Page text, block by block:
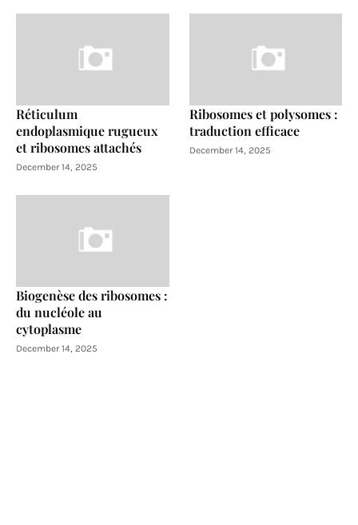
Réticulum
endoplasmique rugueux
et ribosomes attachés
December 14, 2025
Ribosomes et polysomes :
traduction efficace
December 14, 2025
Biogenèse des ribosomes :
du nucléole au
cytoplasme
December 14, 2025